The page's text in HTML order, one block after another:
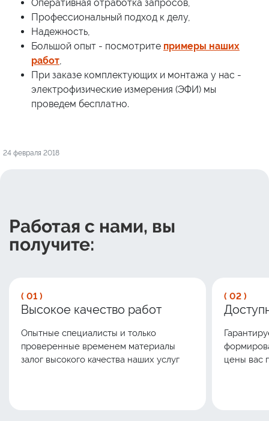
Оперативная отработка запросов,
Профессиональный подход к делу,
Надежность,
Большой опыт - посмотрите примеры наших
работ,
При заказе комплектующих и монтажа у нас -
электрофизические измерения (ЭФИ) мы
проведем бесплатно.
24 февраля 2018
Работая с нами, вы
получите:
( 01 )
Высокое качество работ
Опытные специалисты и только
проверенные временем материалы
залог высокого качества наших услуг
( 02 )
цены вас